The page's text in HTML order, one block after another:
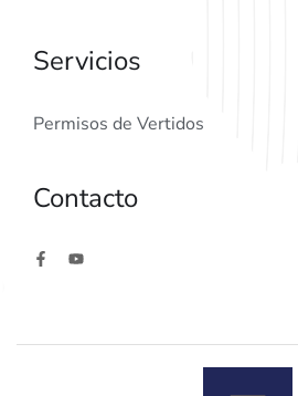
Servicios
Permisos de Vertidos
Contacto